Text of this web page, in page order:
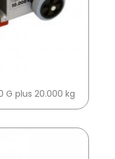
G plus 20.000 kg